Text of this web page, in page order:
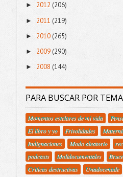
► 2012 (206)
► 2011 (219)
► 2010 (265)
► 2009(290)
► 2008 (144)
PARA BUSCAR POR
Momentos estelares de mi vida
El libro y yo
Frivolidades
Indignaciones
Modo aleatorio
podcasts
Molidocumentales
Bruce
Criticas destructivas
Unadocenade